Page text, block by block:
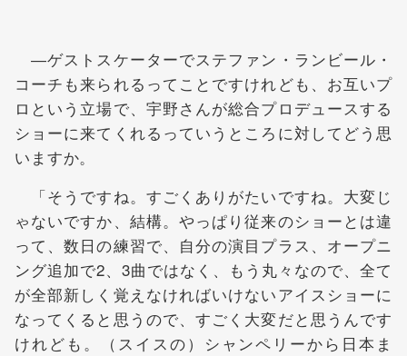
―ゲストスケーターでステファン・ランビール・
コーチも来られるってことですけれども、お互いプ
ロという立場で、宇野さんが総合プロデュースする
ショーに来てくれるっていうところに対してどう思
いますか。
「そうですね。すごくありがたいですね。大変じ
ゃないですか、結構。やっぱり従来のショーとは違
って、数日の練習で、自分の演目プラス、オープニ
ング追加で2、3曲ではなく、もう丸々なので、全て
が全部新しく覚えなければいけないアイスショーに
なってくると思うので、すごく大変だと思うんです
けれども。（スイスの）シャンペリーから日本ま